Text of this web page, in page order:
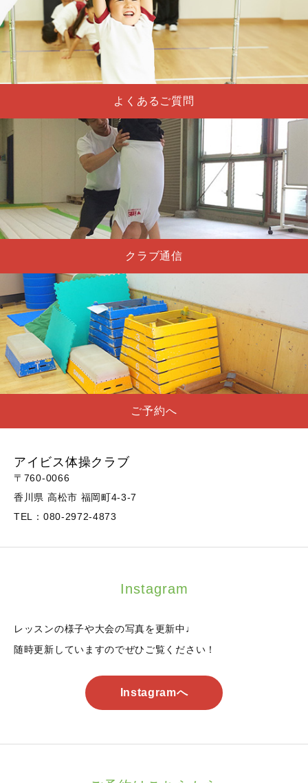
よくあるご質問
クラブ通信
ご予約へ
アイビス体操クラブ
〒760-0066
香川県 高松市 福岡町4-3-7
TEL：080-2972-4873
Instagram
レッスンの様子や大会の写真を更新中♩
随時更新していますのでぜひご覧ください！
Instagramへ